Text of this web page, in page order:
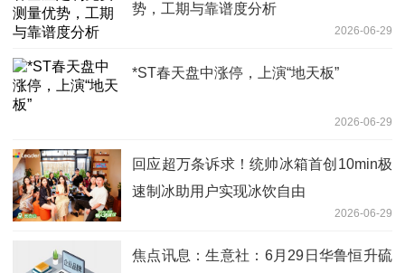
势，工期与靠谱度分析
2026-06-29
*ST春天盘中涨停，上演“地天板”
2026-06-29
回应超万条诉求！统帅冰箱首创10min极
速制冰助用户实现冰饮自由
2026-06-29
焦点讯息：生意社：6月29日华鲁恒升硫